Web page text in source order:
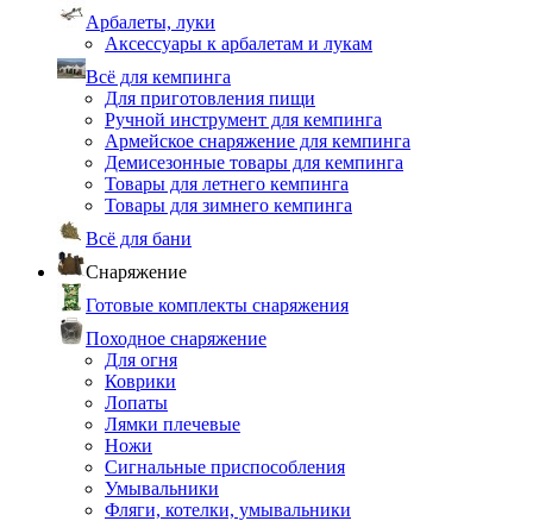
Арбалеты, луки
Аксессуары к арбалетам и лукам
Всё для кемпинга
Для приготовления пищи
Ручной инструмент для кемпинга
Армейское снаряжение для кемпинга
Демисезонные товары для кемпинга
Товары для летнего кемпинга
Товары для зимнего кемпинга
Всё для бани
Снаряжение
Готовые комплекты снаряжения
Походное снаряжение
Для огня
Коврики
Лопаты
Лямки плечевые
Ножи
Сигнальные приспособления
Умывальники
Фляги, котелки, умывальники